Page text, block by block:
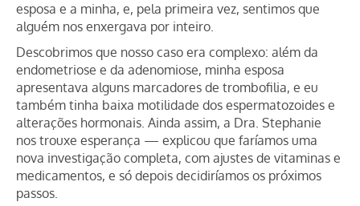
esposa e a minha, e, pela primeira vez, sentimos que
alguém nos enxergava por inteiro.
Descobrimos que nosso caso era complexo: além da
endometriose e da adenomiose, minha esposa
apresentava alguns marcadores de trombofilia, e eu
também tinha baixa motilidade dos espermatozoides e
alterações hormonais. Ainda assim, a Dra. Stephanie
nos trouxe esperança — explicou que faríamos uma
nova investigação completa, com ajustes de vitaminas e
medicamentos, e só depois decidiríamos os próximos
passos.